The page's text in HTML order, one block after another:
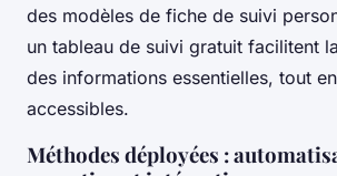
des modèles de fiche de suivi
un tableau de suivi gratuit facilitent
des informations essentielles, tout
accessibles.
Méthodes déployées :